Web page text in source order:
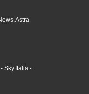
Astra
- Sky Italia -